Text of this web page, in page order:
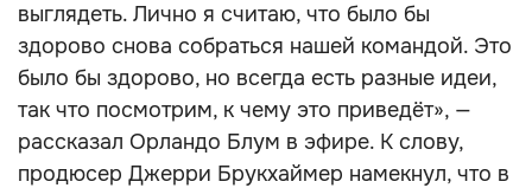
выглядеть. Лично я считаю, что было бы
здорово снова собраться нашей командой. Это
было бы здорово, но всегда есть разные идеи,
так что посмотрим, к чему это приведёт», —
рассказал Орландо Блум в эфире. К слову,
продюсер Джерри Брукхаймер намекнул, что в